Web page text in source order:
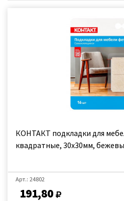
КОНТАКТ подкладки для
квадратные, 30х30мм,
Арт.: 24802
191,80